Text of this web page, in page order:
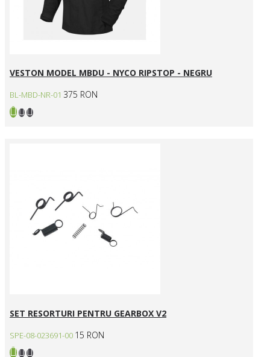
VESTON MODEL MBDU - NYCO RIPSTOP - NEGRU
BL-MBD-NR-01 375 RON
SET RESORTURI PENTRU GEARBOX V2
SPE-08-023691-00 15 RON